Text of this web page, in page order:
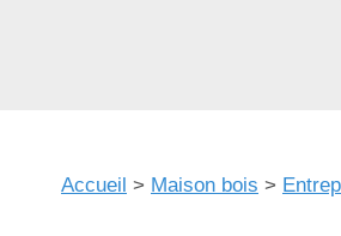
Accueil > Maison bois >